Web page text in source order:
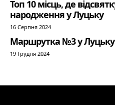
Топ 10 місць, де
народження у Луцьку
16 Серпня 2024
Маршрутка №3 у
19 Грудня 2024